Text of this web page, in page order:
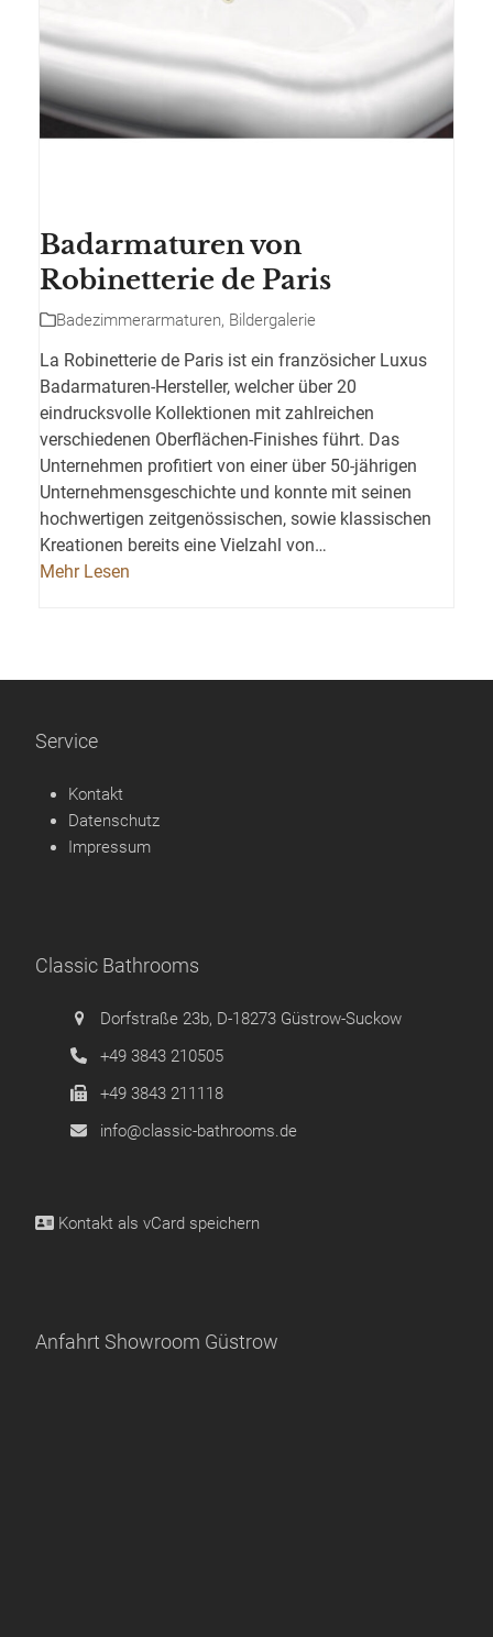
Badarmaturen von
Robinetterie de Paris
Badezimmerarmaturen, Bildergalerie
La Robinetterie de Paris ist ein französicher Luxus
Badarmaturen-Hersteller, welcher über 20
eindrucksvolle Kollektionen mit zahlreichen
verschiedenen Oberflächen-Finishes führt. Das
Unternehmen profitiert von einer über 50-jährigen
Unternehmensgeschichte und konnte mit seinen
hochwertigen zeitgenössischen, sowie klassischen
Kreationen bereits eine Vielzahl von…
Mehr Lesen
Service
Kontakt
Datenschutz
Impressum
Classic Bathrooms
Dorfstraße 23b, D-18273 Güstrow-Suckow
+49 3843 210505
+49 3843 211118
info@classic-bathrooms.de
Kontakt alsvCard speichern
Anfahrt Showroom Güstrow